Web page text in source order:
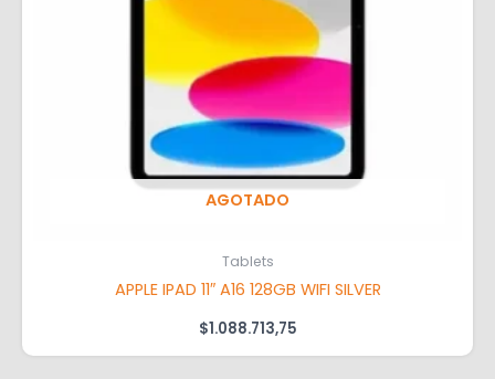
AGOTADO
Tablets
APPLE IPAD 11″ A16 128GB WIFI SILVER
$1.088.713,75